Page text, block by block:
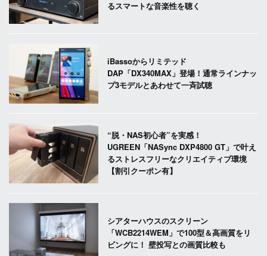
るスマートな音楽性を聴く
iBassoからリミテッド
DAP「DX340MAX」登場！通常ラインナッ
プ3モデルとあわせて一斉試聴
“脱・NAS初心者”を実感！
UGREEN「NASync DXP4800 GT」で叶え
るストレスフリーなクリエイティブ環境
【割引クーポン有】
シアターハウスのスクリーン
「WCB2214WEM」で100型＆高画質をリ
ビングに！ 壁投写との画質比較も